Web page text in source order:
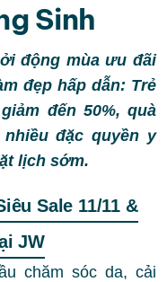
Sinh
động mùa ưu đãi
đẹp hấp dẫn: Trẻ
đến 50%, quà
đặc quyền y
lịch sớm.
Sale 11/11 &
JW
chăm sóc da, cải